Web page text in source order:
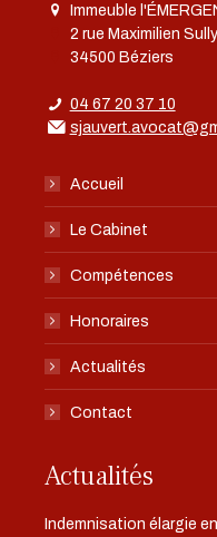
Immeuble
2 rue Maximilien Sully
34500 Béziers
04 67 20 37 10
Accueil
Le Cabinet
Compétences
Honoraires
Actualités
Contact
Actualités
Indemnisation élargie